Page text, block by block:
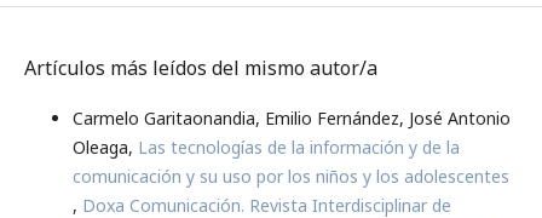
Artículos más leídos del mismo autor/a
Carmelo Garitaonandia, Emilio Fernández, José Antonio
Oleaga, Las tecnologías de la información y de la
comunicación y su uso por los niños y los adolescentes
, Doxa Comunicación. Revista Interdisciplinar de